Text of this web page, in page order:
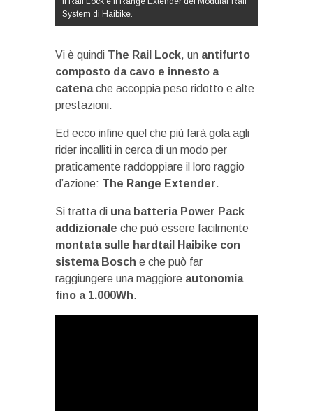
System di Haibike.
Vi è quindi The Rail Lock, un antifurto
composto da cavo e innesto a
catenache accoppia peso ridotto e alte
prestazioni.
Ed ecco infine quel che più farà gola agli
rider incalliti in cerca di un modo per
praticamente raddoppiare il loro raggio
d’azione: The Range Extender.
Si tratta di una batteria Power Pack
addizionale che può essere facilmente
montata sulle hardtail Haibike con
sistema Bosch e che può far
raggiungere una maggiore autonomia
fino a 1.000Wh.